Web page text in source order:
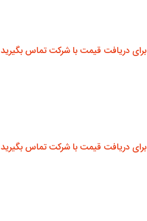
برای دریافت قیمت با شرکت تماس بگیرید
برای دریافت قیمت با شرکت تماس بگیرید